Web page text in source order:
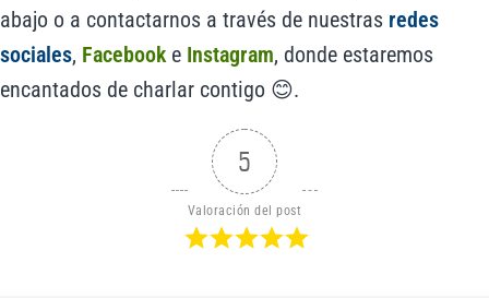
abajo o a contactarnos a través de nuestras redes
sociales, Facebooke Instagram, donde estaremos
encantados de charlar contigo 😊.
5
Valoración del post